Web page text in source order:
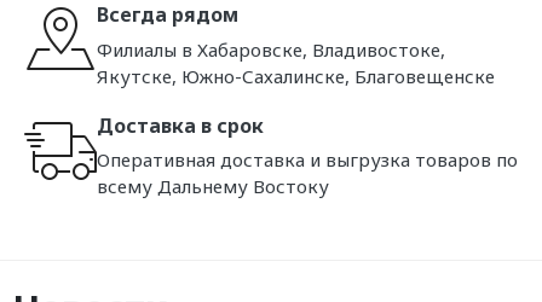
Всегда рядом
Филиалы в Хабаровске, Владивостоке,
Якутске, Южно-Сахалинске, Благовещенске
Доставка в срок
Оперативная доставка и выгрузка товаров по
всему Дальнему Востоку